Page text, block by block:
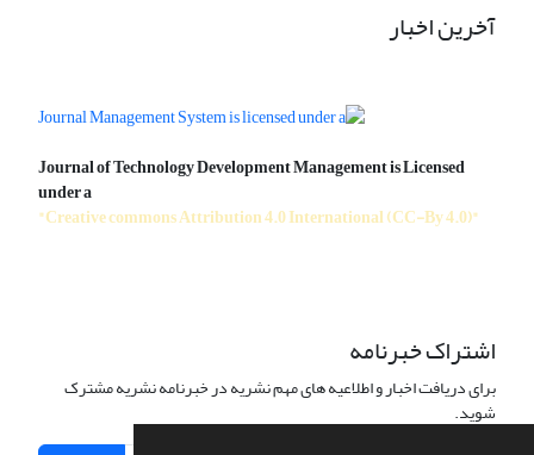
آخرین اخبار
Journal of Technology Development Management is Licensed
under a
"Creative commons Attribution 4.0 International (CC-By 4.0)"
اشتراک خبرنامه
برای دریافت اخبار و اطلاعیه های مهم نشریه در خبرنامه نشریه مشترک
شوید.